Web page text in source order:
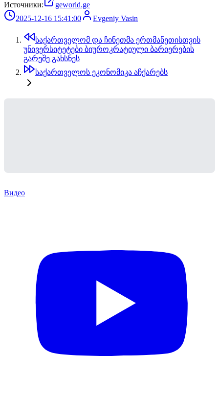
Источники:
geworld.ge
2025-12-16 15:41:00
Evgeniy Vasin
საქართველომ და ჩინეთმა ერთმანეთისთვის
უნივერსიტეტები ბიუროკრატიული ბარიერების
გარეშე გახსნეს
საქართველოს ეკონომიკა აჩქარებს
Видео